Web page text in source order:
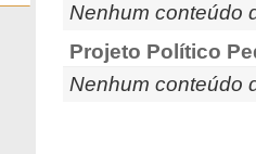
Nenhum conteúdo
Projeto Político
Nenhum conteúdo